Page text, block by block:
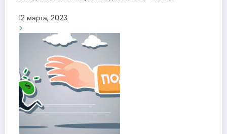
12 марта, 2023